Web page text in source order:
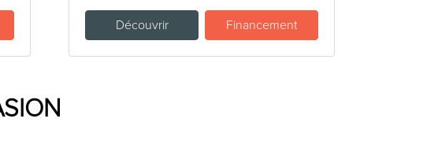
Découvrir Financement